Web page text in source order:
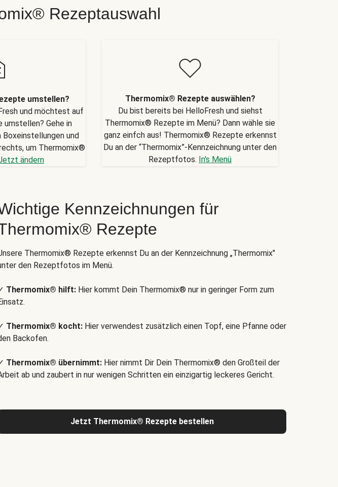
Rezeptauswahl
umstellen?
und möchtest auf
Gehe in
und
um Thermomix®
ändern
Thermomix® Rezepte auswählen?
Du bist bereits bei HelloFresh und siehst
Thermomix® Rezepte im Menü? Dann wähle sie
ganz einfch aus! Thermomix® Rezepte erkennst
Du an der “Thermomix”-Kennzeichnung unter den
Rezeptfotos. In's Menü
Kennzeichnungen für
Rezepte
Thermomix® Rezepte erkennst Du an der Kennzeichnung „Thermomix"
den Rezeptfotos im Menü.
Thermomix® hilft: Hier kommt Dein Thermomix® nur in geringer Form zum
Thermomix® kocht: Hier verwendest zusätzlich einen Topf, eine Pfanne oder
Backofen.
Thermomix® übernimmt: Hier nimmt Dir Dein Thermomix® den Großteil der
ab und zaubert in nur wenigen Schritten ein einzigartig leckeres Gericht.
Jetzt Thermomix® Rezepte bestellen